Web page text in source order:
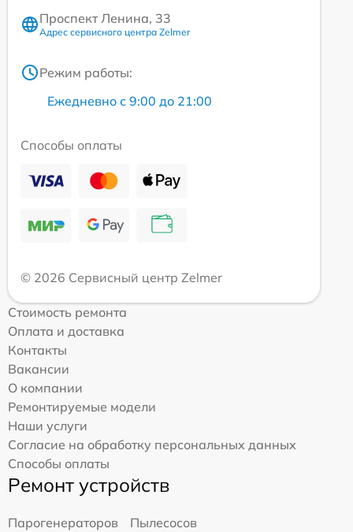
Проспект Ленина, 33
Адрес сервисного центра Zelmer
Режим работы:
Ежедневно с 9:00 до 21:00
Способы оплаты
© 2026 Сервисный центр Zelmer
Стоимость ремонта
Оплата и доставка
Контакты
Вакансии
О компании
Ремонтируемые модели
Наши услуги
Согласие на обработку персональных данных
Способы оплаты
Ремонт устройств
Парогенераторов
Пылесосов